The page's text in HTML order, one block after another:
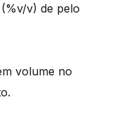
v) de pelo
volume no